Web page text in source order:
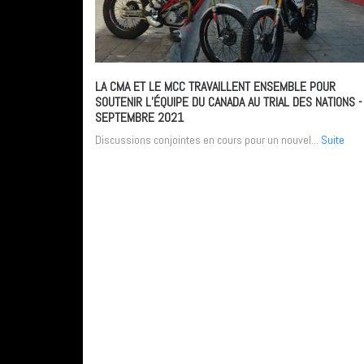
LA CMA ET LE MCC TRAVAILLENT ENSEMBLE POUR
SOUTENIR L’ÉQUIPE DU CANADA AU TRIAL DES NATIONS
SEPTEMBRE 2021
Discussions conjointes en cours pour un nouvel... Suite